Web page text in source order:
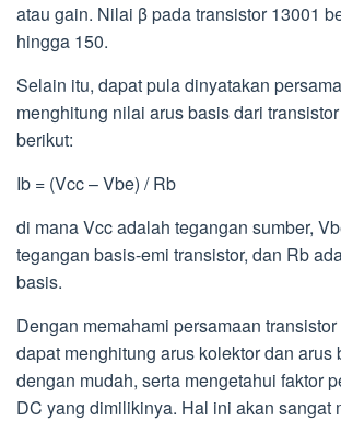
atau gain. Nilai β pada transistor 13001
hingga 150.
Selain itu, dapat pula dinyatakan
menghitung nilai arus basis dari
berikut:
Ib = (Vcc – Vbe) / Rb
di mana Vcc adalah tegangan sumber,
tegangan basis-emi transistor, dan Rb
basis.
Dengan memahami persamaan
dapat menghitung arus kolektor dan arus
dengan mudah, serta mengetahui faktor
DC yang dimilikinya. Hal ini akan sangat